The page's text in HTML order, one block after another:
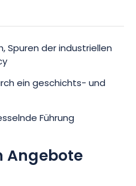
Spuren der industriellen
ein geschichts- und
Führung
Angebote